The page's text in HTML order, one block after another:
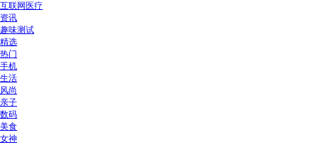
互联网医疗
资讯
趣味测试
精选
热门
手机
生活
风尚
亲子
数码
美食
女神